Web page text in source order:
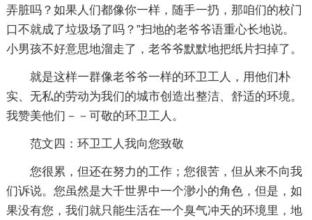
弄脏吗？如果人们都像你一样，随手一扔，那咱们的校门
口不就成了垃圾场了吗？”扫地的老爷爷语重心长地说。
小男孩不好意思地溜走了，老爷爷默默地把纸片扫掉了。
就是这样一群像老爷爷一样的环卫工人，用他们朴
实、无私的劳动为我们的城市创造出整洁、舒适的环境。
我赞美他们－－可敬的环卫工人。
范文四：环卫工人我向您致敬
您很累，但还在努力的工作；您很苦，但从来不向我
们诉说。您虽然是大千世界中一个渺小的角色，但是，如
果没有您，我们就只能生活在一个臭气冲天的环境里，地